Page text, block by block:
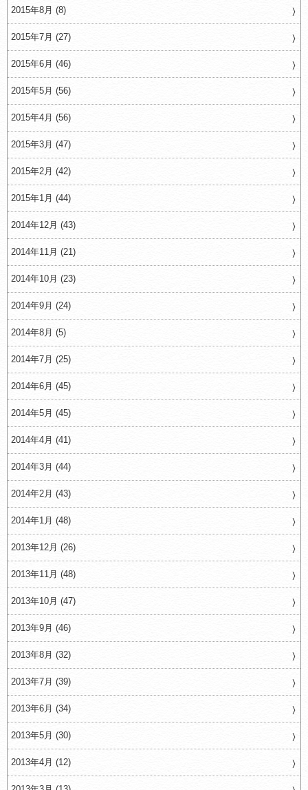
2015年8月 (8)
2015年7月 (27)
2015年6月 (46)
2015年5月 (56)
2015年4月 (56)
2015年3月 (47)
2015年2月 (42)
2015年1月 (44)
2014年12月 (43)
2014年11月 (21)
2014年10月 (23)
2014年9月 (24)
2014年8月 (5)
2014年7月 (25)
2014年6月 (45)
2014年5月 (45)
2014年4月 (41)
2014年3月 (44)
2014年2月 (43)
2014年1月 (48)
2013年12月 (26)
2013年11月 (48)
2013年10月 (47)
2013年9月 (46)
2013年8月 (32)
2013年7月 (39)
2013年6月 (34)
2013年5月 (30)
2013年4月 (12)